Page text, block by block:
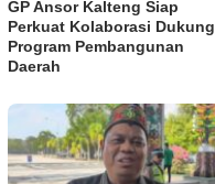
GP Ansor Kalteng Siap
Perkuat Kolaborasi Dukung
Program Pembangunan
Daerah